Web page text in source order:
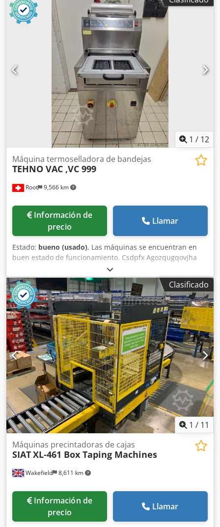
simultáneamente en el lote combinado 30466-348 como
una línea completa. Las piezas individuales de la línea
completa 30466-348 se ofrecen como lotes individuales,
del 30466-349 al 30466-374. Los postores pueden pujar por
la línea completa y/o por los lotes individuales. Las ventas
están sujetas a condiciones y requieren la aprobación del
vendedor. Es probable que el vendedor apruebe la oferta
global más alta por la línea, ya sea como un solo lote o
como lotes individuales. Se notificará a los postores
ganadores en un plazo de 2 días hábiles.
1 / 12
Root 9,566 km
Máquina termoselladora de bandejas
TEHNO VAC ,VC 999
Información de
precio
Llamar
Estado: bueno (usado), Las máquinas se encuentran en
buen estado de funcionamiento. Csdpfx Agozqugqovjha
Hay 4 máquinas para sellar bandejas.
Clasificado
1 / 11
Wakefield 8,611 km
Máquinas precintadoras de cajas
SIATXL-461 Box Taping Machines
Información de
precio
Llamar